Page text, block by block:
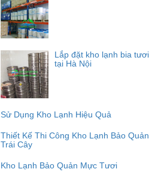
Lắp đặt kho lạnh bia tươi
tại Hà Nội
Sử Dụng Kho Lạnh Hiệu Quả
Thiết Kế Thi Công Kho Lạnh Bảo Quản
Trái Cây
Kho Lạnh Bảo Quản Mực Tươi